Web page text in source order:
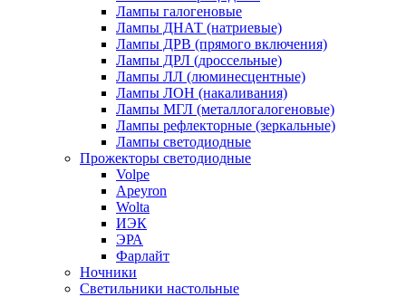
Лампы галогеновые
Лампы ДНАТ (натриевые)
Лампы ДРВ (прямого включения)
Лампы ДРЛ (дроссельные)
Лампы ЛЛ (люминесцентные)
Лампы ЛОН (накаливания)
Лампы МГЛ (металлогалогеновые)
Лампы рефлекторные (зеркальные)
Лампы светодиодные
Прожекторы светодиодные
Volpe
Apeyron
Wolta
ИЭК
ЭРА
Фарлайт
Ночники
Светильники настольные